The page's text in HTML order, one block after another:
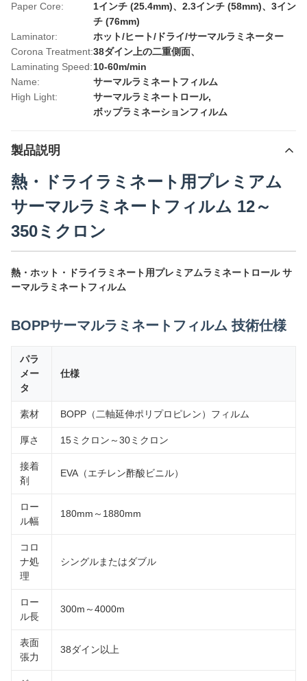
Paper Core:
1インチ (25.4mm)、2.3インチ (58mm)、3イン
チ (76mm)
Laminator:
ホット/ヒート/ドライ/サーマルラミネーター
Corona Treatment:38ダイン上の二重側面、
Laminating Speed:10-60m/min
Name:
サーマルラミネートフィルム
High Light:
サーマルラミネートロール,
ボップラミネーションフィルム
製品説明
熱・ドライラミネート用プレミアム
サーマルラミネートフィルム 12～
350ミクロン
熱・ホット・ドライラミネート用プレミアムラミネートロール サ
ーマルラミネートフィルム
BOPPサーマルラミネートフィルム 技術仕様
パラ
メー
タ
仕様
素材 BOPP（二軸延伸ポリプロピレン）フィルム
厚さ 15ミクロン～30ミクロン
接着
剤
EVA（エチレン酢酸ビニル）
ロー
ル幅
180mm～1880mm
コロ
ナ処
理
シングルまたはダブル
ロー
ル長
300m～4000m
表面
張力
38ダイン以上